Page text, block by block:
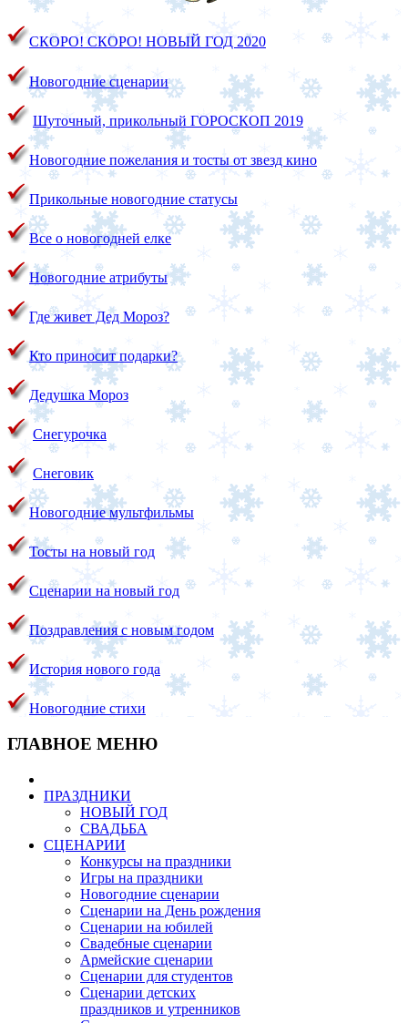
СКОРО! СКОРО! НОВЫЙ ГОД 2020
Новогодние сценарии
Шуточный, прикольный ГОРОСКОП 2019
Новогодние пожелания и тосты от звезд кино
Прикольные новогодние статусы
Все о новогодней елке
Новогодние атрибуты
Где живет Дед Мороз?
Кто приносит подарки?
Дедушка Мороз
Снегурочка
Снеговик
Новогодние мультфильмы
Тосты на новый год
Сценарии на новый год
Поздравления с новым годом
История нового года
Новогодние стихи
ГЛАВНОЕ МЕНЮ
ПРАЗДНИКИ
НОВЫЙ ГОД
СВАДЬБА
СЦЕНАРИИ
Конкурсы на праздники
Игры на праздники
Новогодние сценарии
Сценарии на День рождения
Сценарии на юбилей
Свадебные сценарии
Армейские сценарии
Сценарии для студентов
Сценарии детских
праздников и утренников